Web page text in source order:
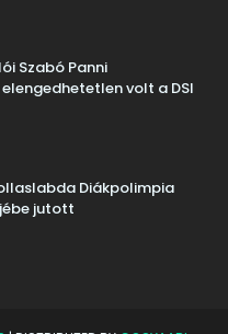
Szabó Panni
volt a DSI
Diákpolimpia
jutott